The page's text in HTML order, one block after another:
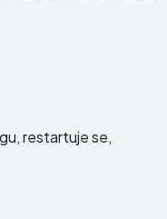
restartuje se,